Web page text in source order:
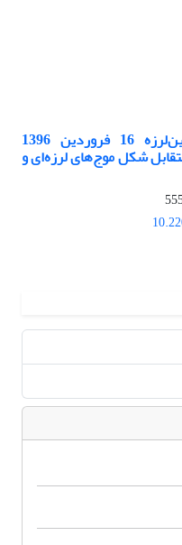
تعیین‌محل مجدد پس‌لرزه‌های زمین‌لرزه 16 فروردین 1396
شکل موج‌های لرزه‌ای و